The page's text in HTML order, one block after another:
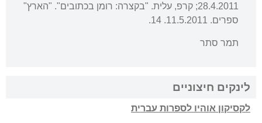
28.4.2011; קרפ, עלית. "בקצרה: רומן בכתובים". "הארץ"
ספרים. 11.5.2011. 14.
תמר סתר
לינקים חיצוניים
לקסיקון אוהיו לספרות עברית